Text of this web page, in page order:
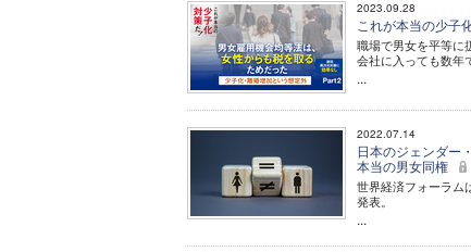
2023.09.28
これが本当の少子
職場で男女を平等に
会社に入っても数年
...
2022.07.14
日本のジェンダー
本当の男女同権
世界経済フォーラム
発表。
...